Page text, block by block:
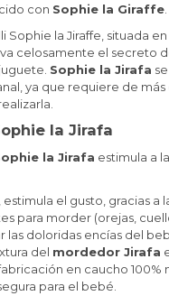
con Sophie la Giraffe
Sophie la Jiraffe, situada en
celosamente el secreto
Sophie la Jirafa
ya que requiere de más
la Jirafa
la Jirafa estimula a
el gusto, gracias a
para morder (orejas,
las doloridas encías del
del mordedor Jirafa
en caucho 100%
para el bebé.